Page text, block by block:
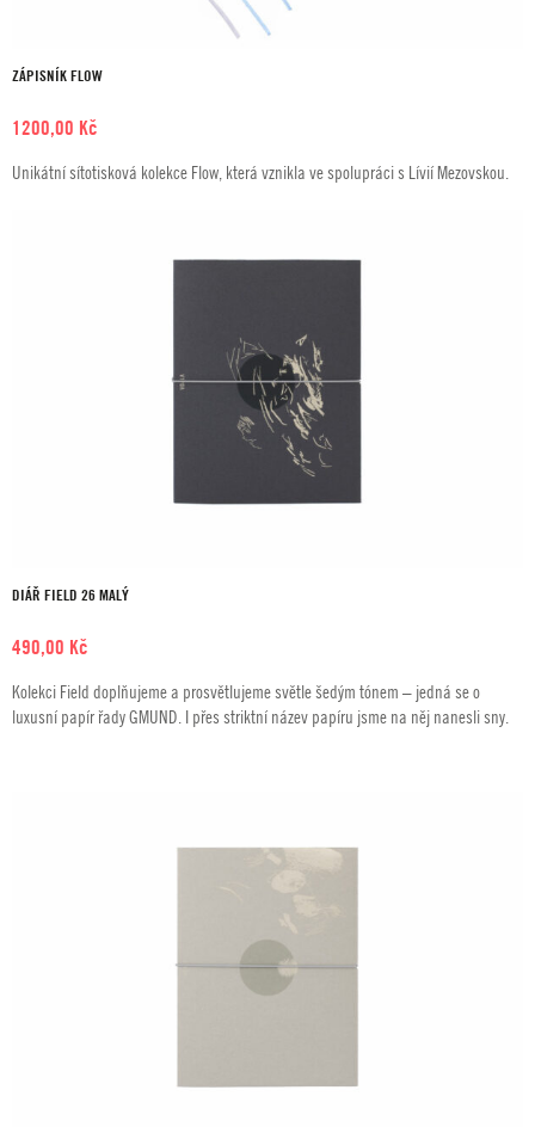
ZÁPISNÍK FLOW
1200,00 Kč
Unikátní sítotisková kolekce Flow, která vznikla ve spolupráci s Lívií Mezovskou.
DIÁŘ FIELD 26 MALÝ
490,00 Kč
Kolekci Field doplňujeme a prosvětlujeme světle šedým tónem – jedná se o
luxusní papír řady GMUND. I přes striktní název papíru jsme na něj nanesli sny.